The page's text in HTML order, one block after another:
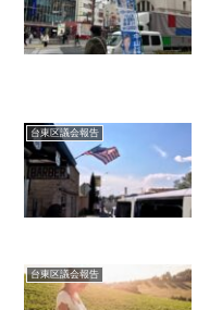
台東区議会報告
台東区議会報告